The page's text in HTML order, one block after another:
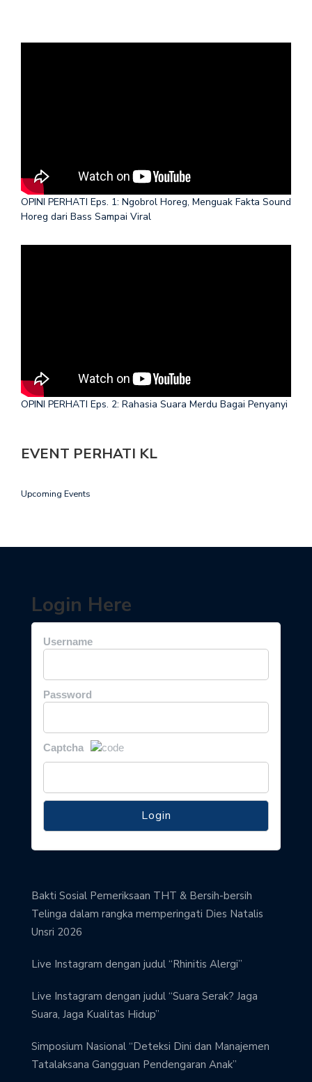
OPINI PERHATI Eps. 1: Ngobrol Horeg, Menguak Fakta Sound
Horeg dari Bass Sampai Viral
OPINI PERHATI Eps. 2: Rahasia Suara Merdu Bagai Penyanyi
EVENT PERHATI KL
Upcoming Events
Login Here
Username
Password
Captcha
Bakti Sosial Pemeriksaan THT & Bersih-bersih
Telinga dalam rangka memperingati Dies Natalis
Unsri 2026
Live Instagram dengan judul “Rhinitis Alergi”
Live Instagram dengan judul “Suara Serak? Jaga
Suara, Jaga Kualitas Hidup”
Simposium Nasional “Deteksi Dini dan Manajemen
Tatalaksana Gangguan Pendengaran Anak”